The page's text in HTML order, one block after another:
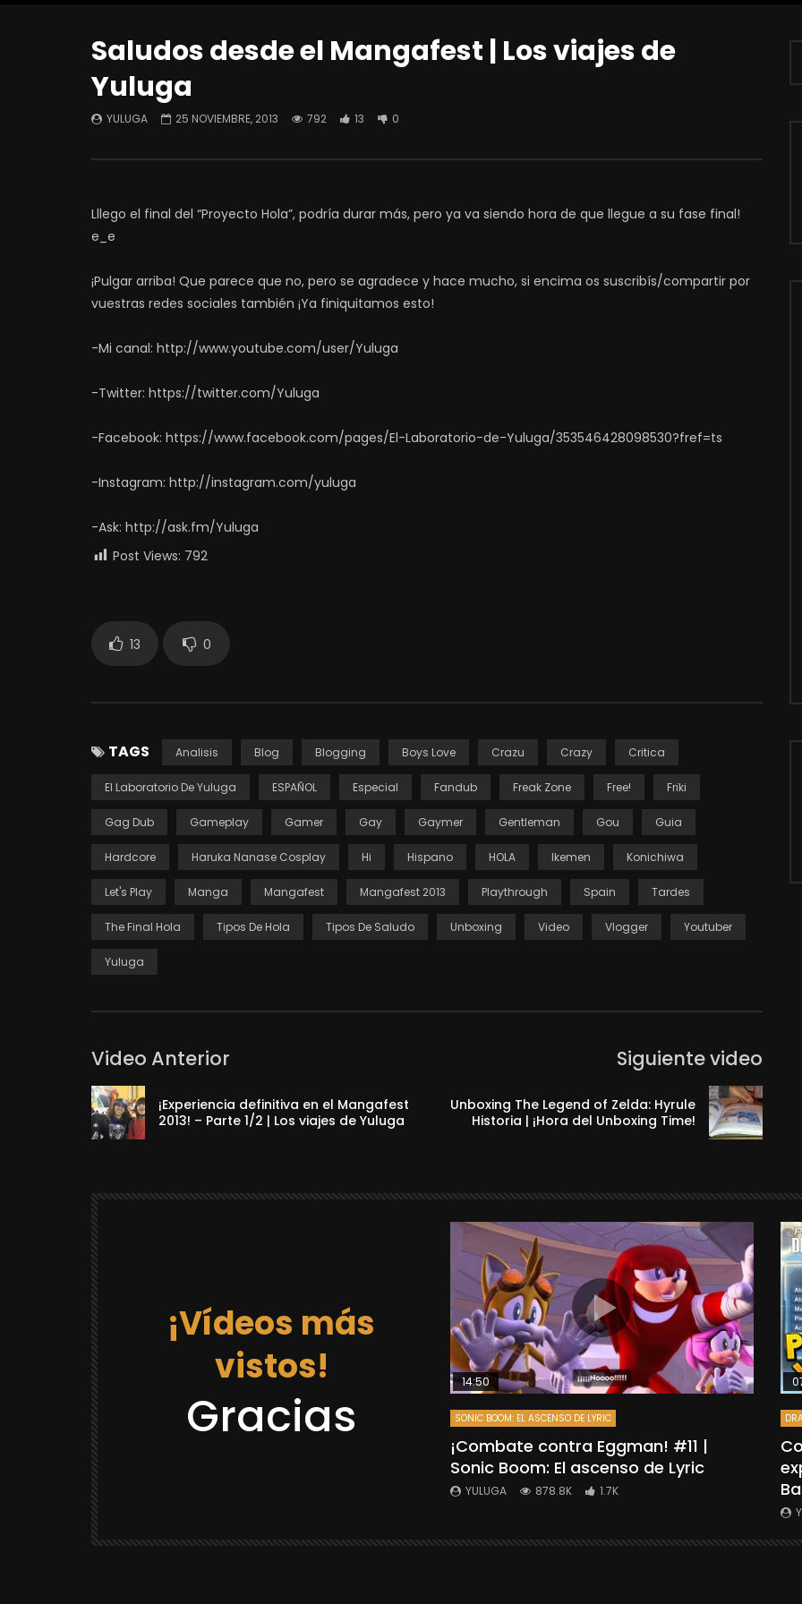
Saludos desde el Mangafest | Los viajes de
Yuluga
YULUGA 25 NOVIEMBRE, 2013 792 13 0
Lllego el final del “Proyecto Hola”, podría durar más, pero ya va siendo hora de que llegue a su fase final!
e_e
¡Pulgar arriba! Que parece que no, pero se agradece y hace mucho, si encima os suscribís/compartir por
vuestras redes sociales también ¡Ya finiquitamos esto!
-Mi canal: http://www.youtube.com/user/Yuluga
-Twitter: https://twitter.com/Yuluga
-Facebook: https://www.facebook.com/pages/El-Laboratorio-de-Yuluga/353546428098530?fref=ts
-Instagram: http://instagram.com/yuluga
-Ask: http://ask.fm/Yuluga
Post Views: 792
13 0
TAGS Analisis Blog Blogging Boys Love Crazu Crazy Critica
El Laboratorio De Yuluga ESPAÑOL Especial Fandub Freak Zone Free! Friki
Gag Dub Gameplay Gamer Gay Gaymer Gentleman Gou Guia
Hardcore Haruka Nanase Cosplay Hi Hispano HOLA Ikemen Konichiwa
Let's Play Manga Mangafest Mangafest 2013 Playthrough Spain Tardes
The Final Hola Tipos De Hola Tipos De Saludo Unboxing Video Vlogger Youtuber
Yuluga
Video Anterior
¡Experiencia definitiva en el Mangafest
2013! – Parte 1/2 | Los viajes de Yuluga
Siguiente video
Unboxing The Legend of Zelda: Hyrule
Historia | ¡Hora del Unboxing Time!
¡Vídeos más
vistos!
Gracias
DRAGON BALL REACCIONES
14:50
SONIC BOOM: EL ASCENSO DE LYRIC
¡Combate contra Eggman! #11 |
Sonic Boom: El ascenso de Lyric
YULUGA 878.8K 1.7K